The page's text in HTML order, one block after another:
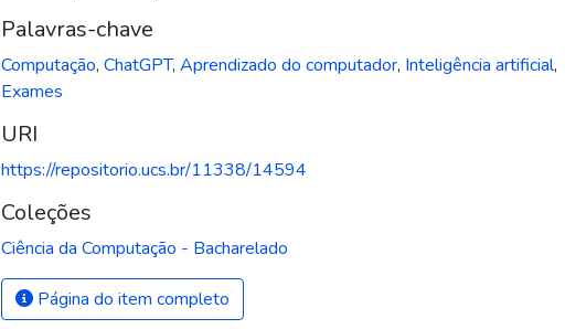
Palavras-chave
Computação, ChatGPT, Aprendizado do computador, Inteligência artificial,
Exames
URI
https://repositorio.ucs.br/11338/14594
Coleções
Ciência da Computação - Bacharelado
Página do item completo